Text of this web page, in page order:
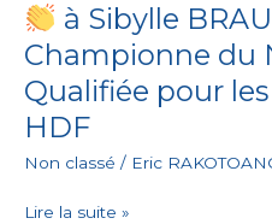
à Sibylle
Championne du
Qualifiée pour
HDF
Non classé / Eric
Lire la suite »